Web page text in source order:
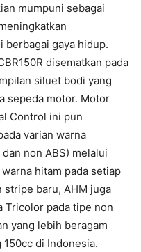
mumpuni sebagai
berbagai gaya hidup.
disematkan pada
siluet bodi yang
sepeda motor. Motor
Control ini pun
varian warna
non ABS) melalui
hitam pada setiap
stripe baru, AHM juga
Tricolor pada tipe non
yang lebih beragam
di Indonesia.